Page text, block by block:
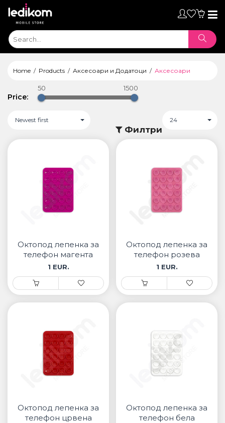
Home Products Аксесоари и Додатоци Аксесоари
Price:
50 1500
Newest first 24
Филтри
Октопод лепенка за
телефон магента
1 EUR.
Октопод лепенка за
телефон розева
1 EUR.
Октопод лепенка за
телефон црвена
Октопод лепенка за
телефон бела
ТАБЛЕТИ
• Xiaomi
РЕМЕНИ ЗА ЧАСОВНИК
• Apple watch
• Galaxy watch
• Останато
PLAYSTATION
ПРОЕКТОРИ